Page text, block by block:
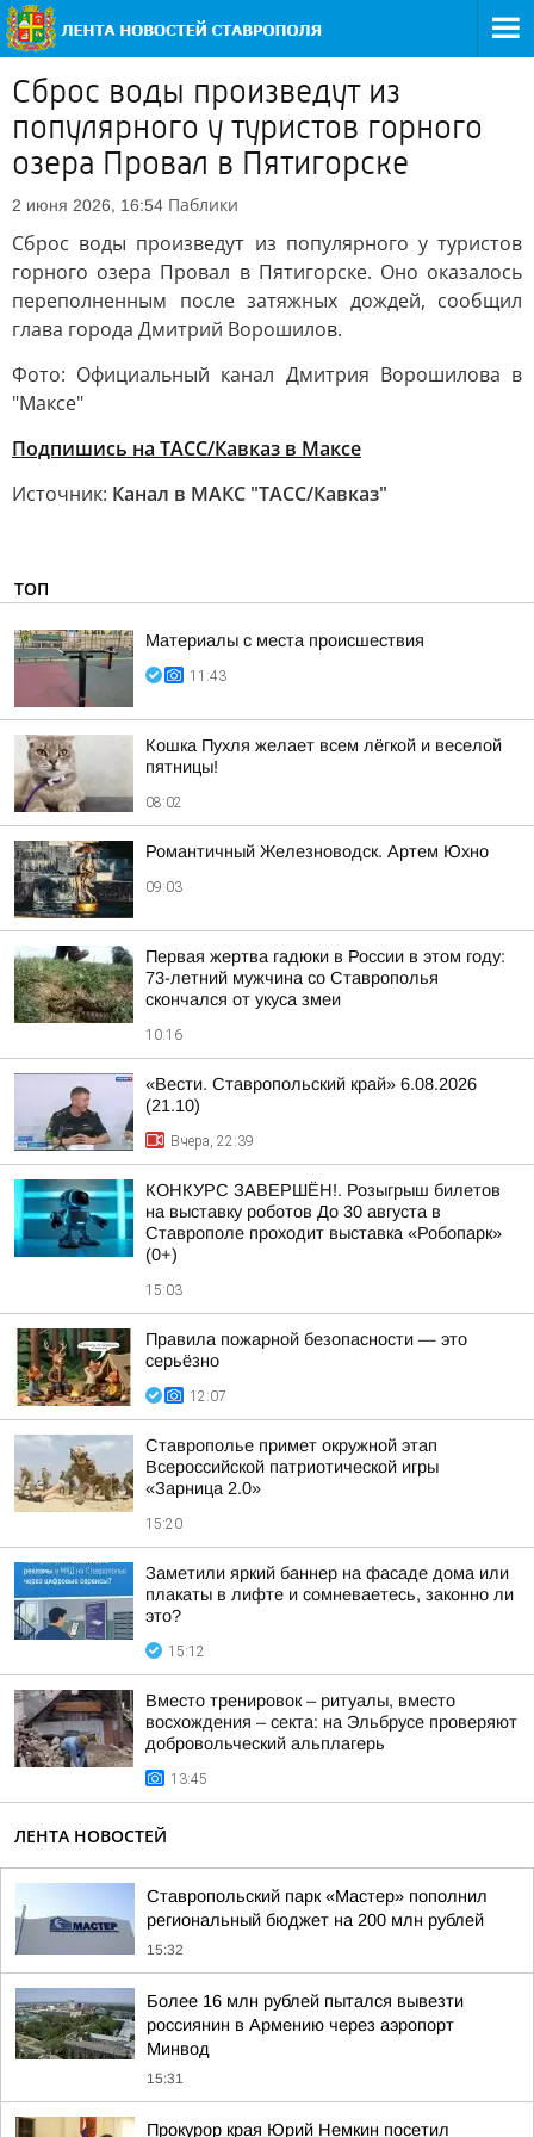
Сброс воды произведут из
популярного у туристов горного
озера Провал в Пятигорске
2 июня 2026, 16:54 Паблики
Сброс воды произведут из популярного у туристов
горного озера Провал в Пятигорске. Оно оказалось
переполненным после затяжных дождей, сообщил
глава города Дмитрий Ворошилов.
Фото: Официальный канал Дмитрия Ворошилова в
"Максе"
Подпишись на ТАСС/Кавказ в Максе
Источник: Канал в МАКС "ТАСС/Кавказ"
ТОП
Материалы с места происшествия
11:43
Кошка Пухля желает всем лёгкой и веселой
пятницы!
08:02
Романтичный Железноводск. Артем Юхно
09:03
Первая жертва гадюки в России в этом году:
73-летний мужчина со Ставрополья
скончался от укуса змеи
10:16
«Вести. Ставропольский край» 6.08.2026
(21.10)
Вчера, 22:39
КОНКУРС ЗАВЕРШЁН!. Розыгрыш билетов
на выставку роботов До 30 августа в
Ставрополе проходит выставка «Робопарк»
(0+)
15:03
Правила пожарной безопасности — это
серьёзно
12:07
Ставрополье примет окружной этап
Всероссийской патриотической игры
«Зарница 2.0»
15:20
Заметили яркий баннер на фасаде дома или
плакаты в лифте и сомневаетесь, законно ли
это?
15:12
Вместо тренировок – ритуалы, вместо
восхождения – секта: на Эльбрусе проверяют
добровольческий альплагерь
13:45
ЛЕНТА НОВОСТЕЙ
Ставропольский парк «Мастер» пополнил
региональный бюджет на 200 млн рублей
15:32
Более 16 млн рублей пытался вывезти
россиянин в Армению через аэропорт
Минвод
15:31
Прокурор края Юрий Немкин посетил